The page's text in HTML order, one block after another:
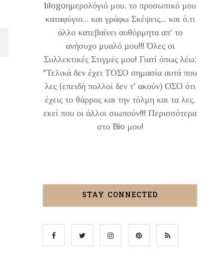
blogoημερολόγιό μου, το προσωπικό μου
καταφύγιο... και γράφω Σκέψεις... και ό,τι
άλλο κατεβαίνει αυθόρμητα απ' το
ανήσυχο μυαλό μου!!! Όλες οι
Συλλεκτικές Στιγμές μου! Γιατί όπως λέω:
"Τελικά δεν έχει ΤΟΣΟ σημασία αυτά που
λες (επειδή πολλοί δεν τ' ακούν) ΟΣΟ ότι
έχεις το θάρρος και την τόλμη και τα λες,
εκεί που οι άλλοι σιωπούν!!! Περισσότερα
στο Bio μου!
STAY CONNECTED